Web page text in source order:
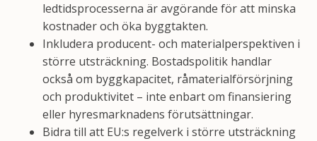
ledtidsprocesserna är avgörande för att minska
kostnader och öka byggtakten.
Inkludera producent- och materialperspektiven i
större utsträckning. Bostadspolitik handlar
också om byggkapacitet, råmaterialförsörjning
och produktivitet – inte enbart om finansiering
eller hyresmarknadens förutsättningar.
Bidra till att EU:s regelverk i större utsträckning